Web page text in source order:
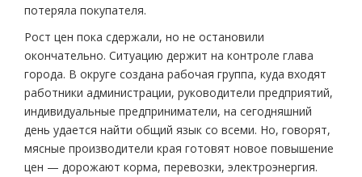
потеряла покупателя.
Рост цен пока сдержали, но не остановили
окончательно. Ситуацию держит на контроле глава
города. В округе создана рабочая группа, куда входят
работники администрации, руководители предприятий,
индивидуальные предприниматели, на сегодняшний
день удается найти общий язык со всеми. Но, говорят,
мясные производители края готовят новое повышение
цен — дорожают корма, перевозки, электроэнергия.